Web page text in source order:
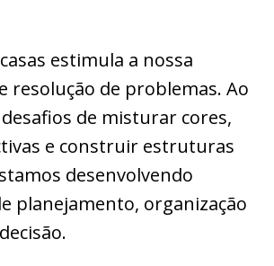
estimula a nossa
resolução de problemas. Ao
de misturar cores,
e construir estruturas
desenvolvendo
planejamento, organização